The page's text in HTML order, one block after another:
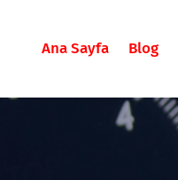
Ana Sayfa Blog